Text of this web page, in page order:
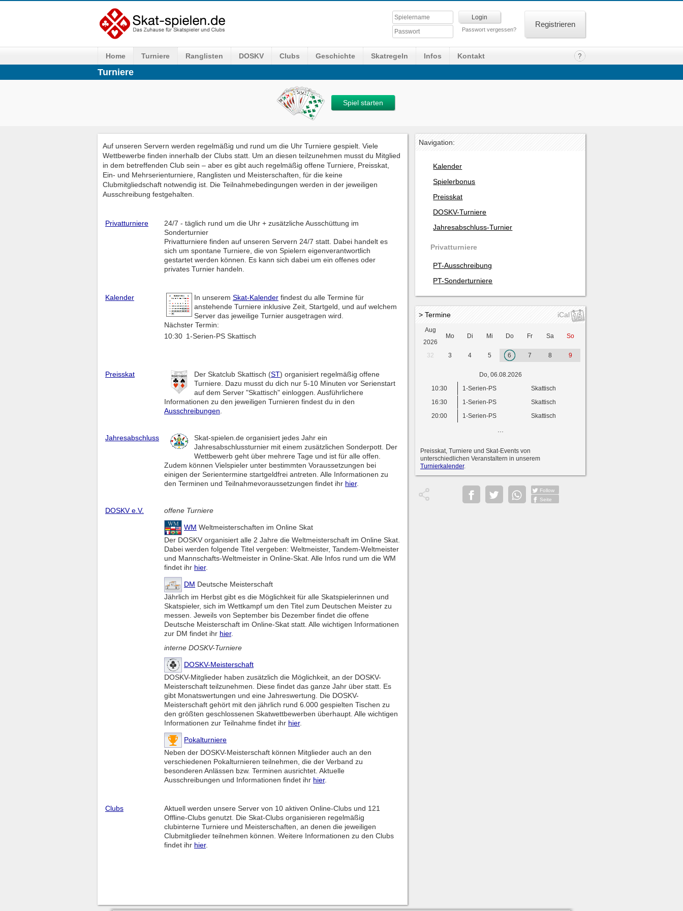
Passwort vergessen?
Registrieren
Home Turniere Ranglisten DOSKV Clubs Geschichte Skatregeln Infos Kontakt
Turniere
Spiel starten
Auf unseren Servern werden regelmäßig und rund um die Uhr Turniere gespielt. Viele
Wettbewerbe finden innerhalb der Clubs statt. Um an diesen teilzunehmen musst du Mitglied
in dem betreffenden Club sein – aber es gibt auch regelmäßig offene Turniere, Preisskat,
Ein- und Mehrserienturniere, Ranglisten und Meisterschaften, für die keine
Clubmitgliedschaft notwendig ist. Die Teilnahmebedingungen werden in der jeweiligen
Ausschreibung festgehalten.
Privatturniere
24/7 - täglich rund um die Uhr + zusätzliche Ausschüttung im
Sonderturnier
Privatturniere finden auf unseren Servern 24/7 statt. Dabei handelt es
sich um spontane Turniere, die von Spielern eigenverantwortlich
gestartet werden können. Es kann sich dabei um ein offenes oder
privates Turnier handeln.
Kalender In unserem Skat-Kalender findest du alle Termine für
anstehende Turniere inklusive Zeit, Startgeld, und auf welchem
Server das jeweilige Turnier ausgetragen wird.
Nächster Termin:
10:30 1-Serien-PS Skattisch
Preisskat Der Skatclub Skattisch (ST) organisiert regelmäßig offene
Turniere. Dazu musst du dich nur 5-10 Minuten vor Serienstart
auf dem Server "Skattisch" einloggen. Ausführlichere
Informationen zu den jeweiligen Turnieren findest du in den
Ausschreibungen
Jahresabschluss
Skat-spielen.de organisiert jedes Jahr ein
Jahresabschlussturnier mit einem zusätzlichen Sonderpott. Der
Wettbewerb geht über mehrere Tage und ist für alle offen.
Zudem können Vielspieler unter bestimmten Voraussetzungen bei
einigen der Serientermine startgeldfrei antreten. Alle Informationen zu
den Terminen und Teilnahmevoraussetzungen findet ihr hier.
DOSKV e.V. offene Turniere
WM Weltmeisterschaften im Online Skat
Der DOSKV organisiert alle 2 Jahre die Weltmeisterschaft im Online Skat.
Dabei werden folgende Titel vergeben: Weltmeister, Tandem-Weltmeister
und Mannschafts-Weltmeister in Online-Skat. Alle Infos rund um die WM
findet ihr hier.
DM Deutsche Meisterschaft
Jährlich im Herbst gibt es die Möglichkeit für alle Skatspielerinnen und
Skatspieler, sich im Wettkampf um den Titel zum Deutschen Meister zu
messen. Jeweils von September bis Dezember findet die offene
Deutsche Meisterschaft im Online-Skat statt. Alle wichtigen Informationen
zur DM findet ihr hier.
interne DOSKV-Turniere
DOSKV-Meisterschaft
DOSKV-Mitglieder haben zusätzlich die Möglichkeit, an der DOSKV-
Meisterschaft teilzunehmen. Diese findet das ganze Jahr über statt. Es
gibt Monatswertungen und eine Jahreswertung. Die DOSKV-
Meisterschaft gehört mit den jährlich rund 6.000 gespielten Tischen zu
den größten geschlossenen Skatwettbewerben überhaupt. Alle wichtigen
Informationen zur Teilnahme findet ihr hier.
Pokalturniere
Neben der DOSKV-Meisterschaft können Mitglieder auch an den
verschiedenen Pokalturnieren teilnehmen, die der Verband zu
besonderen Anlässen bzw. Terminen ausrichtet. Aktuelle
Ausschreibungen und Informationen findet ihr hier.
Clubs
Aktuell werden unsere Server von 10 aktiven Online-Clubs und 121
Offline-Clubs genutzt. Die Skat-Clubs organisieren regelmäßig
clubinterne Turniere und Meisterschaften, an denen die jeweiligen
Clubmitglieder teilnehmen können. Weitere Informationen zu den Clubs
findet ihr hier.
Navigation:
Kalender
Spielerbonus
Preisskat
DOSKV-Turniere
Jahresabschluss-Turnier
Privatturniere
PT-Ausschreibung
PT-Sonderturniere
> Termine iCal
Aug
2026
Mo Di Mi Do Fr Sa So
32 3 4 5 6 7 8 9
Do, 06.08.2026
10:30
1-Serien-PS
Skattisch
16:30
1-Serien-PS
Skattisch
20:00
1-Serien-PS Skattisch
Preisskat, Turniere und Skat-Events von
unterschiedlichen Veranstaltern in unserem
Turnierkalender.
Follow
Seite